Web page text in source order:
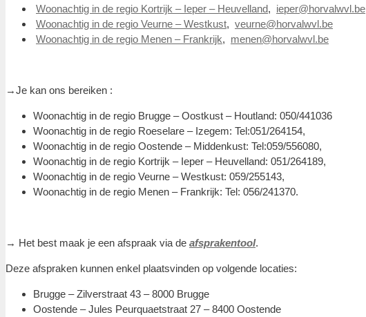
Woonachtig in de regio Kortrijk – Ieper – Heuvelland, ieper@horvalwvl.be
Woonachtig in de regio Veurne – Westkust, veurne@horvalwvl.be
Woonachtig in de regio Menen – Frankrijk, menen@horvalwvl.be
→Je kan ons bereiken :
Woonachtig in de regio Brugge – Oostkust – Houtland: 050/441036
Woonachtig in de regio Roeselare – Izegem: Tel:051/264154,
Woonachtig in de regio Oostende – Middenkust: Tel:059/556080,
Woonachtig in de regio Kortrijk – Ieper – Heuvelland: 051/264189,
Woonachtig in de regio Veurne – Westkust: 059/255143,
Woonachtig in de regio Menen – Frankrijk: Tel: 056/241370.
→ Het best maak je een afspraak via de afsprakentool.
Deze afspraken kunnen enkel plaatsvinden op volgende locaties:
Brugge – Zilverstraat 43 – 8000 Brugge
Oostende – Jules Peurquaetstraat 27 – 8400 Oostende